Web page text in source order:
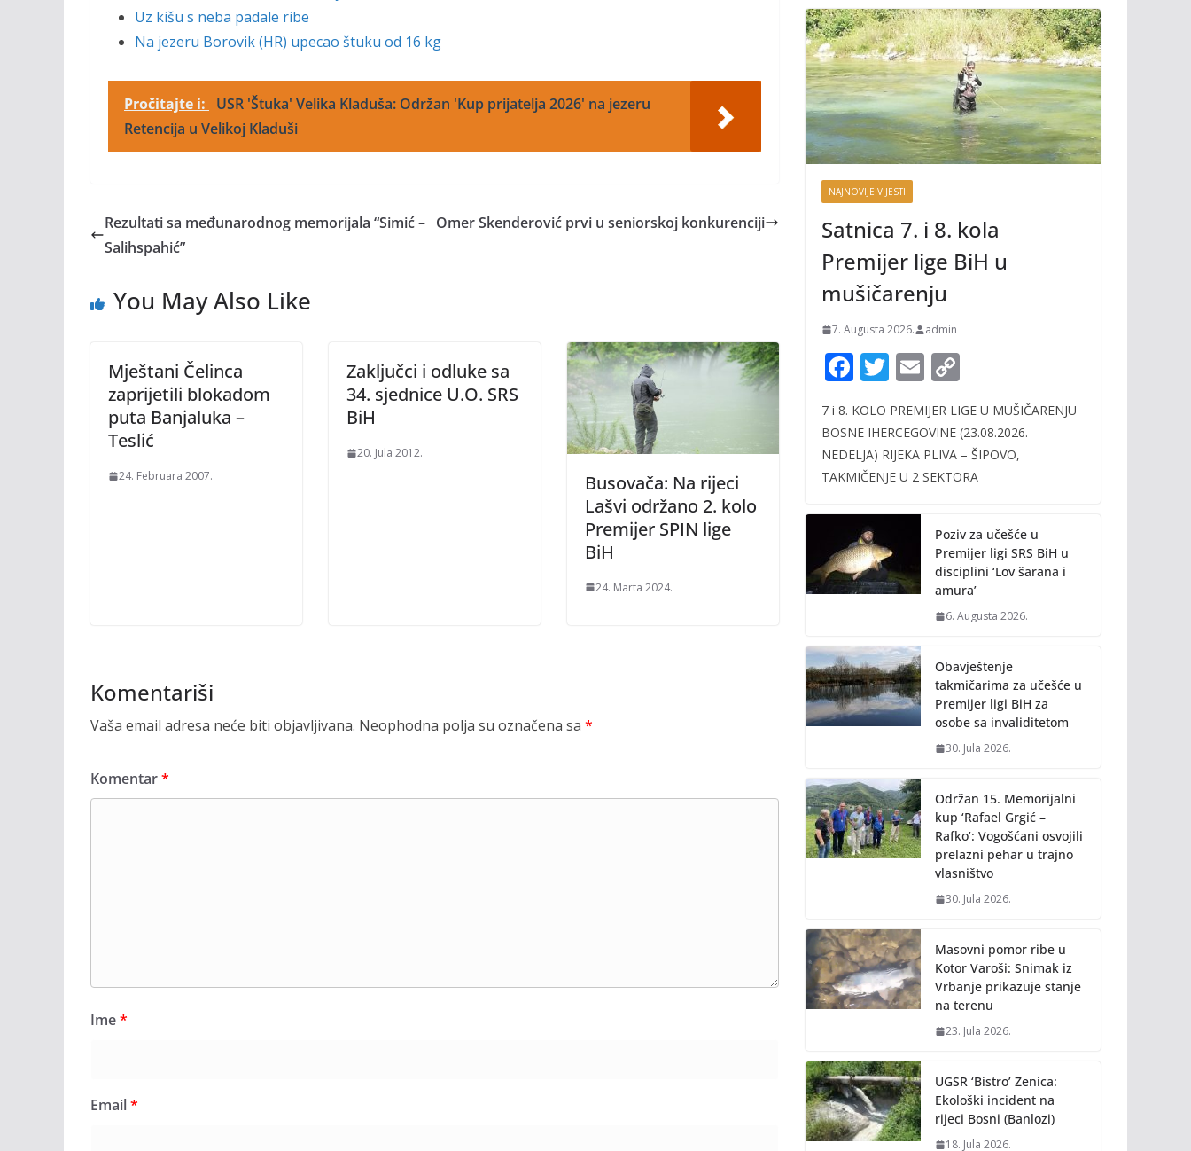
Uz kišu s neba padale ribe
Na jezeru Borovik (HR) upecao štuku od 16 kg
Pročitajte i:
USR 'Štuka' Velika Kladuša: Održan 'Kup prijatelja 2026' na jezeru
Retencija u Velikoj Kladuši
Rezultati sa međunarodnog memorijala “Simić –
Salihspahić”
Omer Skenderović prvi u seniorskoj konkurenciji
You May Also Like
Mještani Čelinca
zaprijetili blokadom
puta Banjaluka –
Teslić
24. Februara 2007.
Zaključci i odluke sa
34. sjednice U.O. SRS
BiH
20. Jula 2012.
Busovača: Na rijeci
Lašvi održano 2. kolo
Premijer SPIN lige
BiH
24. Marta 2024.
Komentariši
Vaša email adresa neće biti objavljivana. Neophodna polja su označena sa *
Komentar*
Ime*
Email*
NAJNOVIJE VIJESTI
Satnica 7. i 8. kola
Premijer lige BiH u
mušičarenju
7. Augusta 2026. admin
F
e
b
o
o
k
T
itt
er
E
ai
l
p
y
Li
k
7 i 8. KOLO PREMIJER LIGE U MUŠIČARENJU
BOSNE IHERCEGOVINE (23.08.2026.
NEDELJA) RIJEKA PLIVA – ŠIPOVO,
TAKMIČENJE U 2 SEKTORA
Poziv za učešće u
Premijer ligi SRS BiH u
disciplini ‘Lov šarana i
amura’
6. Augusta 2026.
Obavještenje
takmičarima za učešće u
Premijer ligi BiH za
osobe sa invaliditetom
30. Jula 2026.
Održan 15. Memorijalni
kup ‘Rafael Grgić –
Rafko’: Vogošćani osvojili
prelazni pehar u trajno
vlasništvo
30. Jula 2026.
Masovni pomor ribe u
Kotor Varoši: Snimak iz
Vrbanje prikazuje stanje
na terenu
23. Jula 2026.
UGSR ‘Bistro’ Zenica:
Ekološki incident na
rijeci Bosni (Banlozi)
18. Jula 2026.